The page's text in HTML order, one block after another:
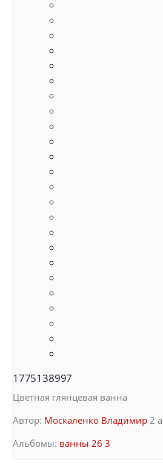
1775138997
Цветная глянцевая ванна
Автор: Москаленко Владимир 2
Альбомы: ванны 26 3